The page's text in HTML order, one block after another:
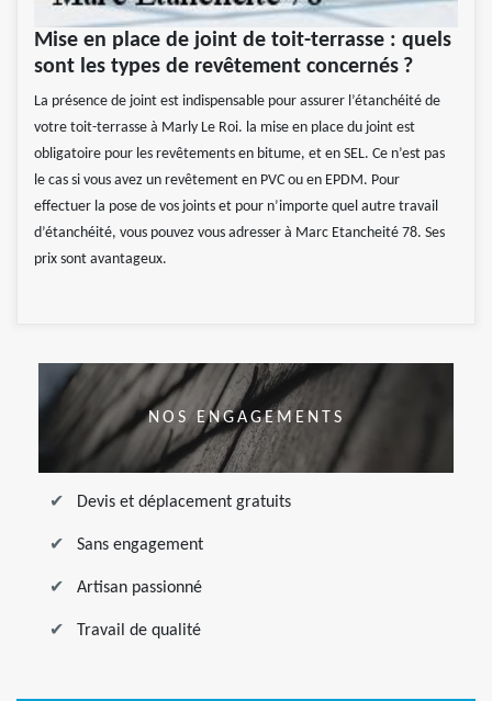
Mise en place de joint de toit-terrasse : quels
sont les types de revêtement concernés ?
La présence de joint est indispensable pour assurer l’étanchéité de
votre toit-terrasse à Marly Le Roi. la mise en place du joint est
obligatoire pour les revêtements en bitume, et en SEL. Ce n’est pas
le cas si vous avez un revêtement en PVC ou en EPDM. Pour
effectuer la pose de vos joints et pour n’importe quel autre travail
d’étanchéité, vous pouvez vous adresser à Marc Etancheité 78. Ses
prix sont avantageux.
NOS ENGAGEMENTS
Devis et déplacement gratuits
Sans engagement
Artisan passionné
Travail de qualité